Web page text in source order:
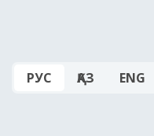
РУС ҚАЗ ENG